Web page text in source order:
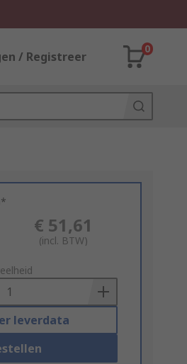
/ Registreer
0
€ 51,61
(incl. BTW)
leverdata